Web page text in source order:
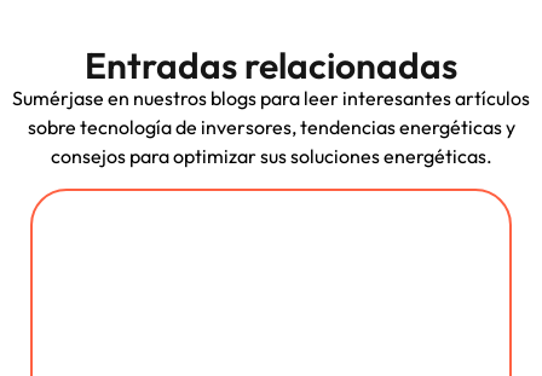
Entradas relacionadas
Sumérjase en nuestros blogs para leer interesantes artículos
sobre tecnología de inversores, tendencias energéticas y
consejos para optimizar sus soluciones energéticas.